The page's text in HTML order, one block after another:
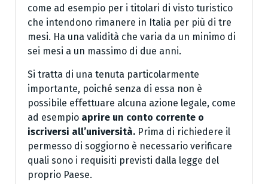
come ad esempio per i titolari di visto turistico
che intendono rimanere in Italia per più di tre
mesi. Ha una validità che varia da un minimo di
sei mesi a un massimo di due anni.
Si tratta di una tenuta particolarmente
importante, poiché senza di essa non è
possibile effettuare alcuna azione legale, come
ad esempio aprire un conto corrente o
iscriversi all’università. Prima di richiedere il
permesso di soggiorno è necessario verificare
quali sono i requisiti previsti dalla legge del
proprio Paese.